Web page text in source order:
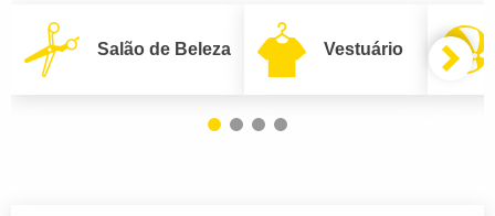
Salão de Beleza Vestuário